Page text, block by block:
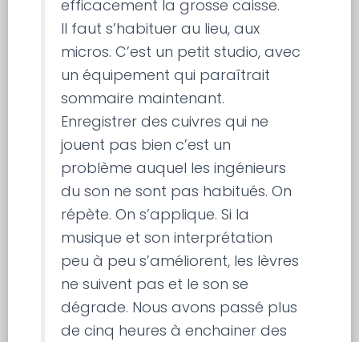
efficacement la grosse caisse.
Il faut s’habituer au lieu, aux
micros. C’est un petit studio, avec
un équipement qui paraîtrait
sommaire maintenant.
Enregistrer des cuivres qui ne
jouent pas bien c’est un
problème auquel les ingénieurs
du son ne sont pas habitués. On
répète. On s’applique. Si la
musique et son interprétation
peu à peu s’améliorent, les lèvres
ne suivent pas et le son se
dégrade. Nous avons passé plus
de cinq heures à enchainer des